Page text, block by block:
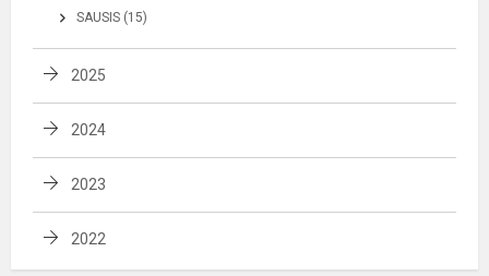
SAUSIS (15)
2025
2024
2023
2022